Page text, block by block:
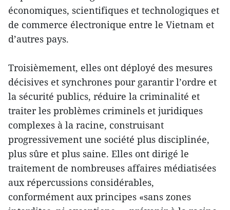
économiques, scientifiques et technologiques et
de commerce électronique entre le Vietnam et
d’autres pays.
Troisièmement, elles ont déployé des mesures
décisives et synchrones pour garantir l’ordre et
la sécurité publics, réduire la criminalité et
traiter les problèmes criminels et juridiques
complexes à la racine, construisant
progressivement une société plus disciplinée,
plus sûre et plus saine. Elles ont dirigé le
traitement de nombreuses affaires médiatisées
aux répercussions considérables,
conformément aux principes «sans zones